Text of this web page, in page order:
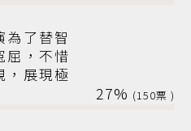
為了替智
屈，不惜
，展現極
27% 150